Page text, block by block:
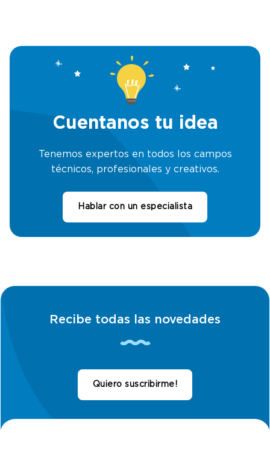
Cuentanos tu idea
Tenemos expertos en todos los campos
técnicos, profesionales y creativos.
Hablar con un especialista
Recibe todas las novedades
Quiero suscribirme!